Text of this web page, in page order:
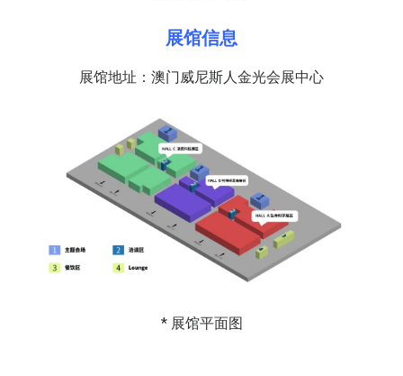
展馆信息
展馆地址：澳门威尼斯人金光会展中心
* 展馆平面图